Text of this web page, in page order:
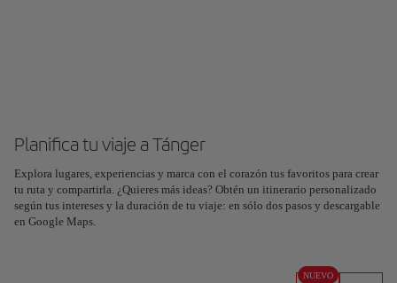
Planifica tu viaje a Tánger
Explora lugares, experiencias y marca con el corazón tus favoritos para crear
tu ruta y compartirla. ¿Quieres más ideas? Obtén un itinerario personalizado
según tus intereses y la duración de tu viaje: en sólo dos pasos y descargable
en Google Maps.
NUEVO
Planifica tu viaje con nuestra nueva herramienta con IA
Genera un itinerario en segundos y crea una experiencia
personalizada en la ciudad.